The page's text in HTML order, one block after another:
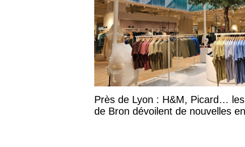
Près de Lyon : H&M, Picard…
de Bron dévoilent de nouvelles